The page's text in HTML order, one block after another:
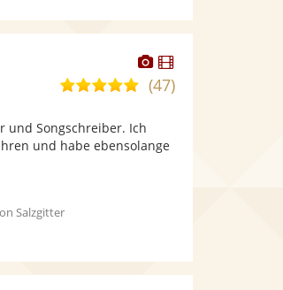
Dieser
Künstler
stellt
Dieser
Künstler
5,0
5
Sternen
(47)
und Songschreiber. Ich
und habe ebensolange
Salzgitter